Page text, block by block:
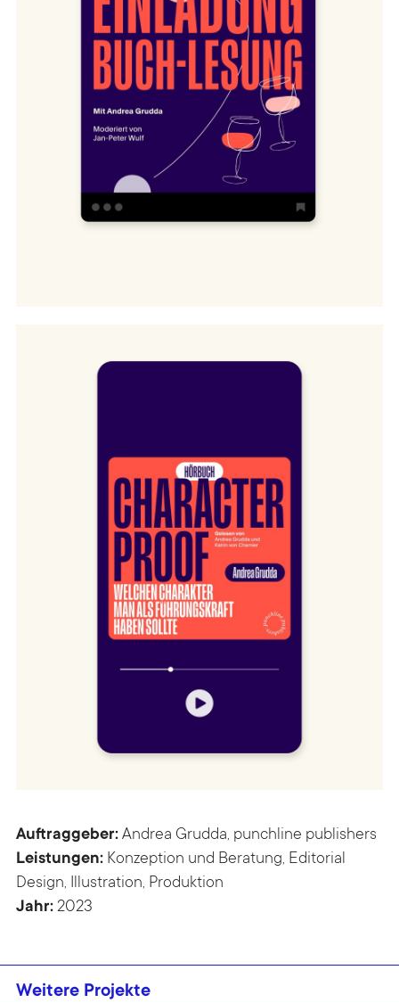
Auftraggeber: Andrea Grudda, punchline publishers
Leistungen: Konzeption und Beratung, Editorial
Design, Illustration, Produktion
Jahr: 2023
Weitere Projekte